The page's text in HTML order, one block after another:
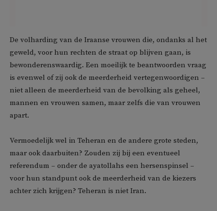
De volharding van de Iraanse vrouwen die, ondanks al het
geweld, voor hun rechten de straat op blijven gaan, is
bewonderenswaardig. Een moeilijk te beantwoorden vraag
is evenwel of zij ook de meerderheid vertegenwoordigen –
niet alleen de meerderheid van de bevolking als geheel,
mannen en vrouwen samen, maar zelfs die van vrouwen
apart.
Vermoedelijk wel in Teheran en de andere grote steden,
maar ook daarbuiten? Zouden zij bij een eventueel
referendum – onder de ayatollahs een hersenspinsel –
voor hun standpunt ook de meerderheid van de kiezers
achter zich krijgen? Teheran is niet Iran.